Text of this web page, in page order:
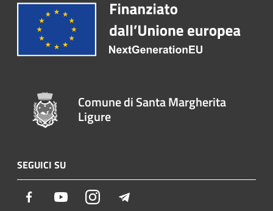
Comune di Santa Margherita
Ligure
SEGUICI SU
Facebook YoutubeInstagram